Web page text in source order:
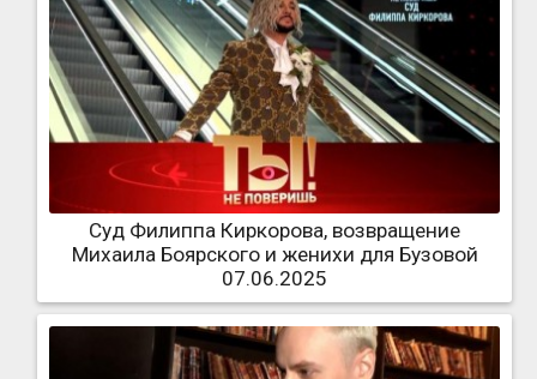
Суд Филиппа Киркорова, возвращение
Михаила Боярского и женихи для Бузовой
07.06.2025